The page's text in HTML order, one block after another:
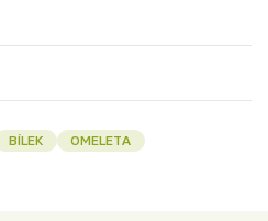
BÍLEK
OMELETA